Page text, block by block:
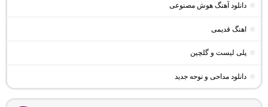
دانلود آهنگ هوش مصنوعی
اهنگ قدیمی
پلی لیست و گلچین
دانلود مداحی و نوحه جدید